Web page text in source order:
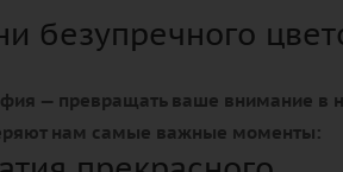
безупречного
— превращать ваше внимание в
нам самые важные моменты: